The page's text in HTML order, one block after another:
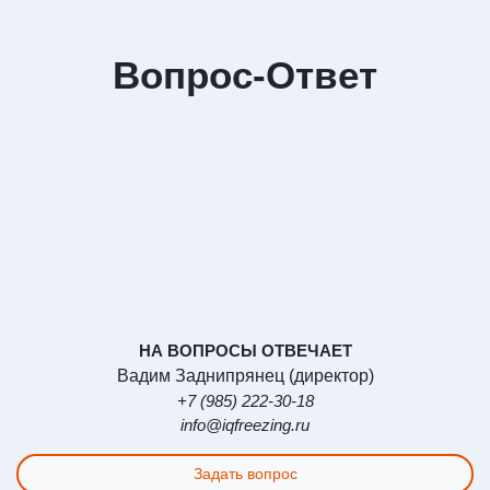
Вопрос-Ответ
НА ВОПРОСЫ ОТВЕЧАЕТ
Вадим Заднипрянец (директор)
+7 (985) 222-30-18
info@iqfreezing.ru
Задать вопрос